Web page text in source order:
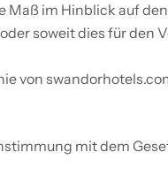
Maß im Hinblick auf
soweit dies für den
von
mit dem